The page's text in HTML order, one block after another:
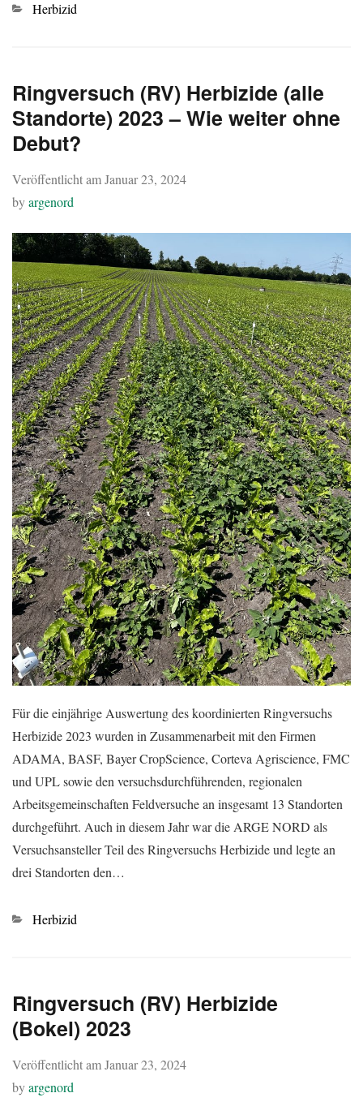
Kategorien
Herbizid
Ringversuch (RV) Herbizide (alle
Standorte) 2023 – Wie weiter ohne
Debut?
Veröffentlicht amJanuar 23, 2024
byargenord
Für die einjährige Auswertung des koordinierten Ringversuchs
Herbizide 2023 wurden in Zusammenarbeit mit den Firmen
ADAMA, BASF, Bayer CropScience, Corteva Agriscience, FMC
und UPL sowie den versuchsdurchführenden, regionalen
Arbeitsgemeinschaften Feldversuche an insgesamt 13 Standorten
durchgeführt. Auch in diesem Jahr war die ARGE NORD als
Versuchsansteller Teil des Ringversuchs Herbizide und legte an
drei Standorten den…
Kategorien
Herbizid
Ringversuch (RV) Herbizide
(Bokel) 2023
Veröffentlicht amJanuar 23, 2024
byargenord